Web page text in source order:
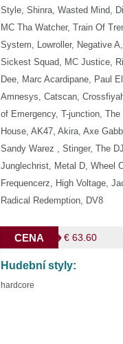
Style, Shinra, Wasted Mind,
MC Tha Watcher, Train Of
System, Lowroller, Negative
Sickest Squad, MC Justice,
Dee, Marc Acardipane, Paul
Amnesys, Catscan,
of Emergency, T-junction,
House, AK47, Akira, Axe
Sandy Warez , Stinger, The
Junglechrist, Metal D, Wheel
Frequencerz, High Voltage,
Radical Redemption, DV8
CENA € 63.60
Hudební styly:
hardcore